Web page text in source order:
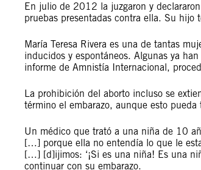
En julio de 2012 la juzgaron y
pruebas presentadas contra ella. Su
María Teresa Rivera es una de tantas
inducidos y espontáneos. Algunas ya
informe de Amnistía Internacional,
La prohibición del aborto incluso se
término el embarazo, aunque esto
Un médico que trató a una niña de 10
[…] porque ella no entendía lo que le
[…] [d]ijimos: ‘¡Si es una niña! Es una
continuar con su embarazo.